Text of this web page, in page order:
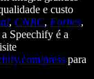
e custo
, CNBC, Forbes,
Speechify é a
press para